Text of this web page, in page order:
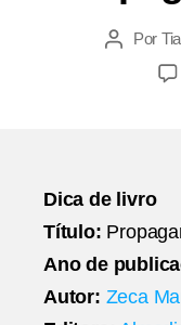
Autor
Por
Dica de livro
Título:
Ano de
Autor: Zeca